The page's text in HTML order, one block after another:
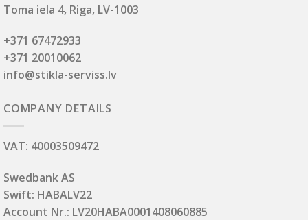
Toma iela 4, Riga, LV-1003
+371 67472933
+371 20010062
info@stikla-serviss.lv
COMPANY DETAILS
VAT: 40003509472
Swedbank AS
Swift: HABALV22
Account Nr.: LV20HABA0001408060885